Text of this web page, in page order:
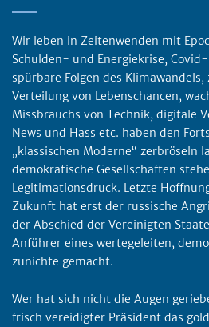
Wir leben in Zeitenwenden mit
Schulden- und Energiekrise,
spürbare Folgen des
Verteilung von Lebenschancen,
Missbrauchs von Technik, digitale
News und Hass etc. haben den
„klassischen Moderne“ zerbröseln
demokratische Gesellschaften
Legitimationsdruck. Letzte
Zukunft hat erst der russische
der Abschied der Vereinigten
Anführer eines wertegeleiten,
zunichte gemacht.
Wer hat sich nicht die Augen
frisch vereidigter Präsident das